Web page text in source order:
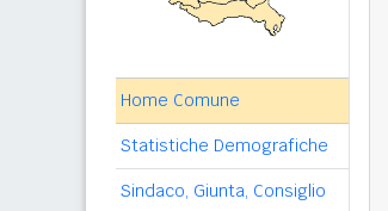
Home Comune
Statistiche Demografiche
Sindaco, Giunta, Consiglio